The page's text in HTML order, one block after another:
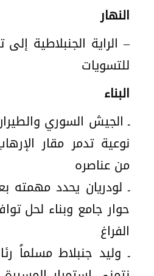
النهار
– الراية الجنبلاطية
للتسويات
البناء
ـ الجيش السوري
نوعية تدمر مقار
من عناصره
ـ لودريان يحدد مهمته
حوار جامع وبناء لحل
الفراغ
ـ وليد جنبلاط مسلماً